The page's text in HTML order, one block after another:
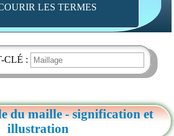
LES TERMES
CLÉ :
du maille - signification et
illustration